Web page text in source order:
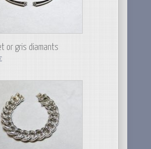
or gris diamants